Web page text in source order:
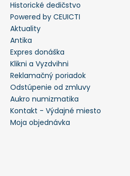
Historické dedičstvo
Powered by CEUICTI
Aktuality
Antika
Expres donáška
Klikni a Vyzdvihni
Reklamačný poriadok
Odstúpenie od zmluvy
Aukro numizmatika
Kontakt - Výdajné miesto
Moja objednávka